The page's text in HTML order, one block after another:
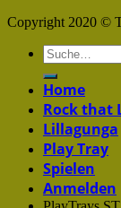
Copyright 2020 ©
Home
Rock that
Lillagunga
Play Tray
Spielen
Anmelden